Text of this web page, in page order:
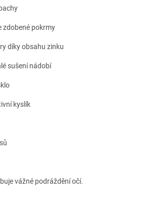
zdobené pokrmy
díky obsahu zinku
sušení nádobí
kyslík
vážné podráždění očí.